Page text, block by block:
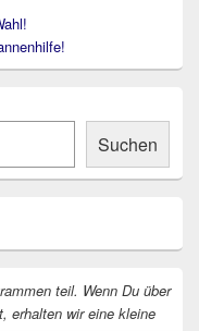
Suchen
teil. Wenn Du über
erhalten wir eine kleine